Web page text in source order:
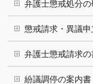
弁護士懲戒処分の
懲戒請求・異議
弁護士懲戒請求
紛議調停の案内書